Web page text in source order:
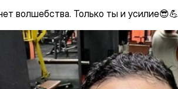
волшебства. Только ты и усилие😎💪